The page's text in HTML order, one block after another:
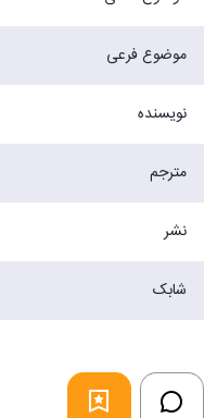
موضوع فرعی
نویسنده
مترجم
نشر
شابک